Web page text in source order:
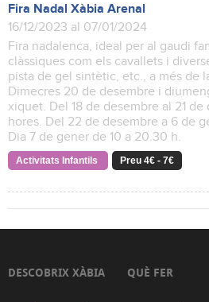
Fira Nadal Xàbia Arenal
16/12/2023 al 07/01/2024
Fira nadalenca, ideal per al gaudi
clàssiques com els cavallets i
pista de gel sintètic, etc., a més de
Dimecres 20 de desembre i
xiquet. Del 18 de desembre al 21 de
hores. Del 22 de desembre a 6 de
Dia 7 de gener de 10 a 20.30 h.
Activitats Infantils Preu 4€ - 7€
DESCOBRIX XÀBIA QUÈ FER